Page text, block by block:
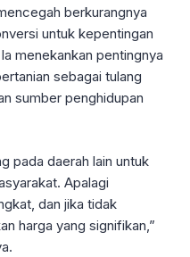
berkurangnya
untuk kepentingan
menekankan pentingnya
sebagai tulang
sumber penghidupan
pada daerah lain untuk
Apalagi
dan jika tidak
harga yang signifikan,”